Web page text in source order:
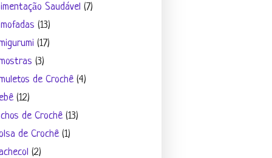
Saudável (7)
(13)
(17)
(3)
de Crochê (4)
(12)
de Crochê (13)
de Crochê (1)
(2)